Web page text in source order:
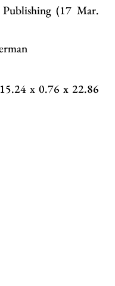
(17 Mar.
x 0.76 x 22.86